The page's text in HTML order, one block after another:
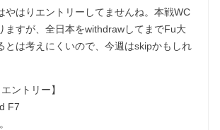
やはりエントリーしてませんね。本戦WC
ますが、全日本をwithdrawしてまでFu大
とは考えにくいので、今週はskipかもしれ
ントリー】
F7